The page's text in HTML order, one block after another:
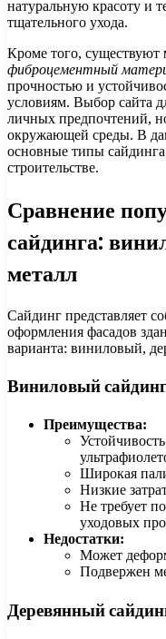
натуральную красоту и
тщательного ухода.
Кроме того, существуют
фиброцементный
прочностью и
условиям. Выбор сайта
личных предпочтений,
окружающей среды. В
основные типы
строительстве.
Сравнение
сайдинга:
металл
Сайдинг представляет
оформления фасадов
варианта: виниловый,
Виниловый
Преимущества:
Широкая
Низкие
Не требует
уходовых
Недостатки:
Может
Подвержен
Деревянный